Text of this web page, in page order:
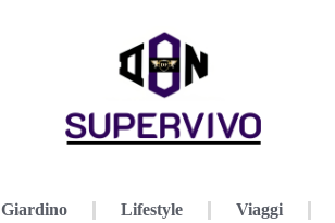
Giardino Lifestyle Viaggi